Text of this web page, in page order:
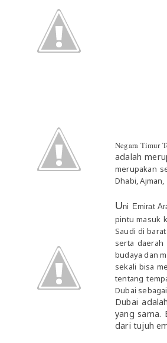
Negara Timur
adalah
merupakan
Dhabi, Ajman,
Uni Emirat
pintu masuk
Saudi di
serta daerah
budaya dan
sekali bisa
tentang
Dubai
Dubai
yang sama.
dari tujuh